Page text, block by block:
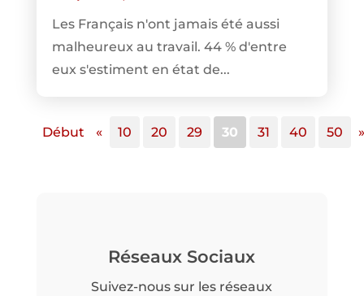
Les Français n'ont jamais été aussi
malheureux au travail. 44 % d'entre
eux s'estiment en état de...
Début « 10 20 29 30 31 40 50 »
Réseaux Sociaux
Suivez-nous sur les réseaux